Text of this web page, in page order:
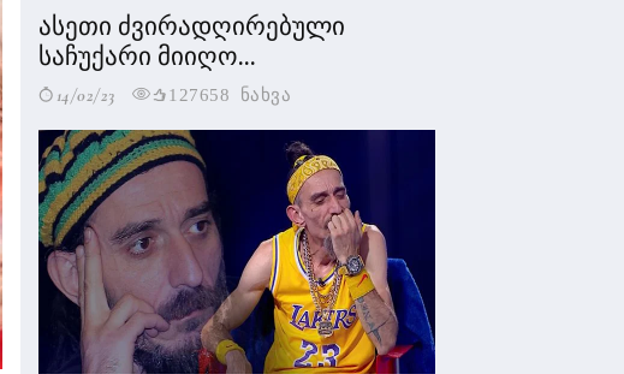
ასეთი ძვირადღირებული
საჩუქარი მიიღო...
14/02/23 127658 ნახვა